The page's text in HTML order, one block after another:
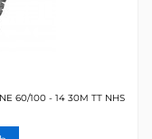
60/100 - 14 30M TT NHS